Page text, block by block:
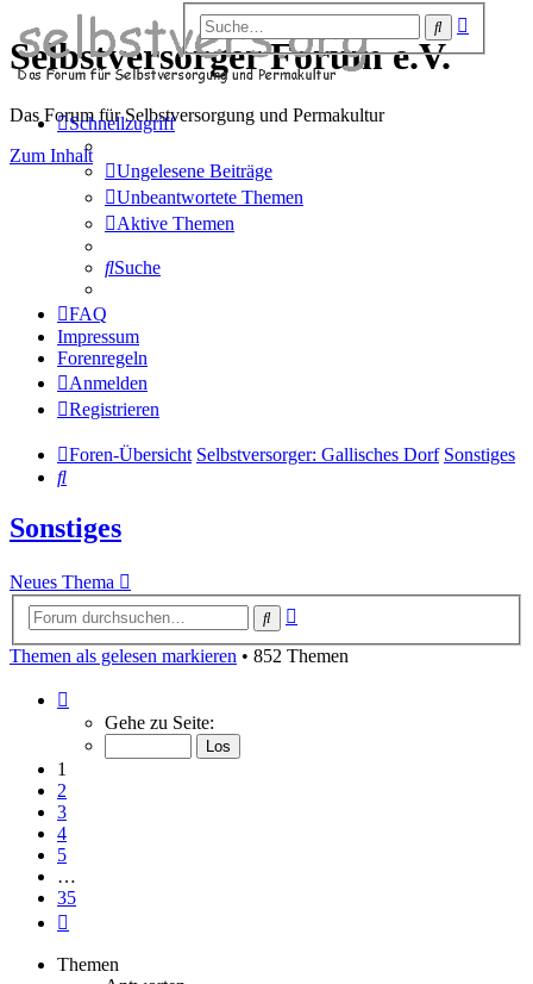
Suche
Selbstversorger Forum e.V.
Das Forum für Selbstversorgung und Permakultur
Zum Inhalt
Schnellzugriff
Ungelesene Beiträge
Unbeantwortete Themen
Aktive Themen
Suche
FAQ
Impressum
Forenregeln
Anmelden
Registrieren
Foren-Übersicht Selbstversorger: Gallisches Dorf Sonstiges
Suche
Sonstiges
Neues Thema
Suche
Themen als gelesen markieren • 852 Themen
von
Gehe zu Seite:
1
2
3
4
5
…
35
Themen